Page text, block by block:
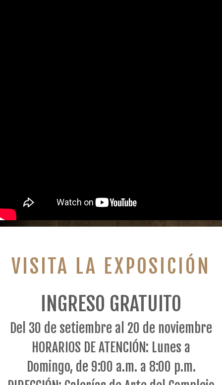
Video 1: "Caral Ciudad Sostenible". Producido por la COP
Video 2: "Caral por todo lo Alto". Producido por Studio . Música de
VISITA LA EXPOSICIÓN
INGRESO GRATUITO
Del 30 de setiembre al 20 de noviembre
HORARIOS DE ATENCIÓN: Lunes a
Domingo, de 9:00 a.m. a 8:00 p.m.